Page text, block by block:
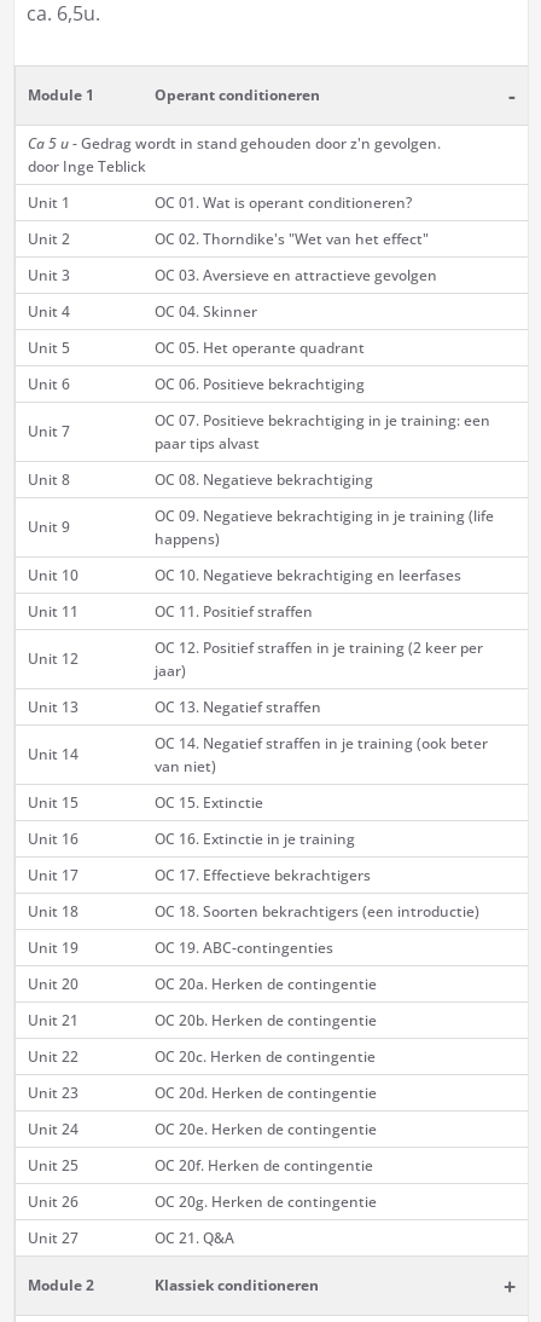
ca. 6,5u.
Module 1 Operant conditioneren -
Ca 5 u- Gedrag wordt in stand gehouden door z'n gevolgen.
door Inge Teblick
Unit 1
OC 01. Wat is operant conditioneren?
Unit 2
OC 02. Thorndike's "Wet van het effect"
Unit 3
OC 03. Aversieve en attractieve gevolgen
Unit 4
OC 04. Skinner
Unit 5
OC 05. Het operante quadrant
Unit 6
OC 06. Positieve bekrachtiging
Unit 7
OC 07. Positieve bekrachtiging in je training: een
paar tips alvast
Unit 8
OC 08. Negatieve bekrachtiging
Unit 9
OC 09. Negatieve bekrachtiging in je training (life
happens)
Unit 10
OC 10. Negatieve bekrachtiging en leerfases
Unit 11
OC 11. Positief straffen
Unit 12
OC 12. Positief straffen in je training (2 keer per
jaar)
Unit 13
OC 13. Negatief straffen
Unit 14
OC 14. Negatief straffen in je training (ook beter
van niet)
Unit 15
OC 15. Extinctie
Unit 16
OC 16. Extinctie in je training
Unit 17
OC 17. Effectieve bekrachtigers
Unit 18
OC 18. Soorten bekrachtigers (een introductie)
Unit 19
OC 19. ABC-contingenties
Unit 20
OC 20a. Herken de contingentie
Unit 21
OC 20b. Herken de contingentie
Unit 22
OC 20c. Herken de contingentie
Unit 23
OC 20d. Herken de contingentie
Unit 24
OC 20e. Herken de contingentie
Unit 25
OC 20f. Herken de contingentie
Unit 26
OC 20g. Herken de contingentie
Unit 27
OC 21. Q&A
Module 2 Klassiek conditioneren +